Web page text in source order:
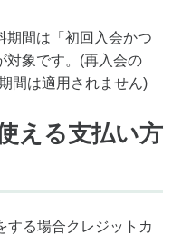
期間は「初回入会かつ
対象です。(再入会の
間は適用されません)
える支払い方
する場合クレジットカ